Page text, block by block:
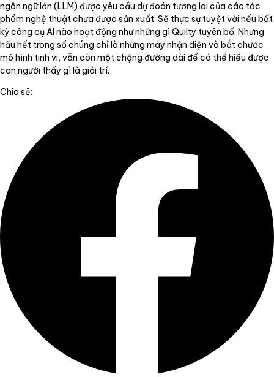
ngôn ngữ lớn (LLM) được yêu cầu dự đoán tương lai của các tác
phẩm nghệ thuật chưa được sản xuất. Sẽ thực sự tuyệt vời nếu bất
kỳ công cụ AI nào hoạt động như những gì Quilty tuyên bố. Nhưng
hầu hết trong số chúng chỉ là những máy nhận diện và bắt chước
mô hình tinh vi, vẫn còn một chặng đường dài để có thể hiểu được
con người thấy gì là giải trí.
Chia sẻ: